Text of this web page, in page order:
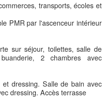
transports, écoles et
PMR par l'ascenceur intérieur
sur séjour, toilettes, salle de
2 chambres avec
dressing. Salle de bain avec
dressing. Accès terrasse